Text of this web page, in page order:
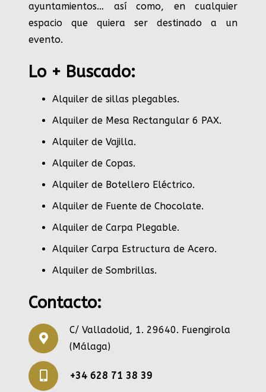
ayuntamientos… así como, en cualquier
espacio que quiera ser destinado a un
evento.
Lo + Buscado:
Alquiler de sillas plegables.
Alquiler de Mesa Rectangular 6 PAX.
Alquiler de Vajilla.
Alquiler de Copas.
Alquiler de Botellero Eléctrico.
Alquiler de Fuente de Chocolate.
Alquiler de Carpa Plegable.
Alquiler Carpa Estructura de Acero.
Alquiler de Sombrillas.
Contacto:
C/ Valladolid, 1. 29640. Fuengirola
(Málaga)
+34 628 71 38 39